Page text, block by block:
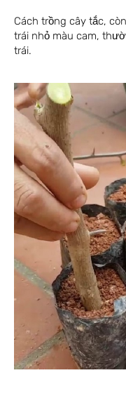
Cách trồng cây tắc,
trái nhỏ màu cam,
trái.